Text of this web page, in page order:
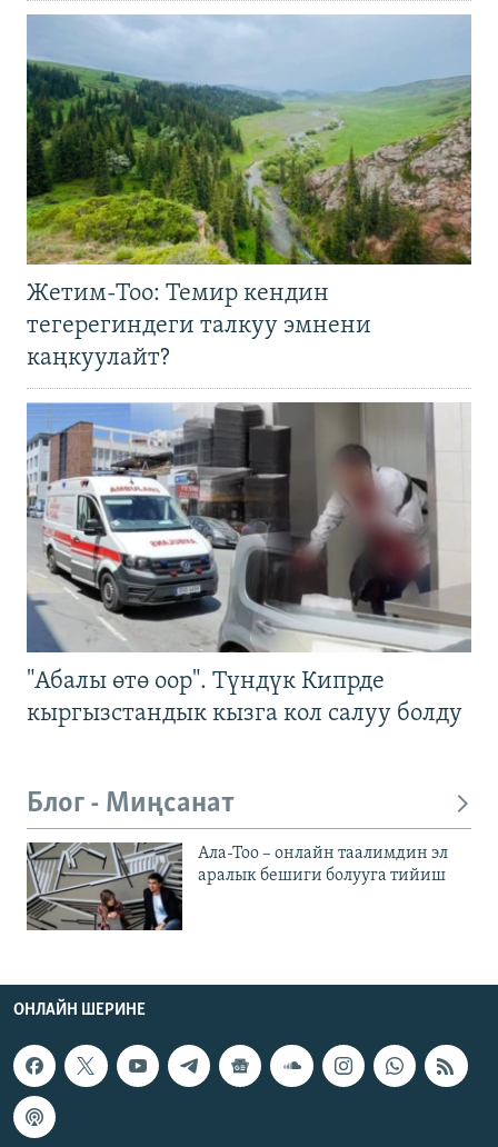
Жетим-Тоо: Темир кендин
тегерегиндеги талкуу эмнени
каңкуулайт?
"Абалы өтө оор". Түндүк Кипрде
кыргызстандык кызга кол салуу болду
Блог - Миңсанат
Ала-Тоо – онлайн таалимдин эл
аралык бешиги болууга тийиш
ОНЛАЙН ШЕРИНЕ